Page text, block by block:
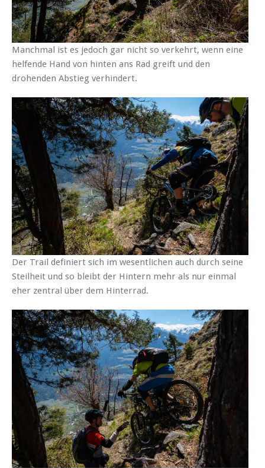
Manchmal ist es jedoch gar nicht so verkehrt, wenn eine
helfende Hand von hinten ans Rad greift und den
drohenden Abstieg verhindert.
Der Trail definiert sich im wesentlichen auch durch seine
Steilheit und so bleibt der Hintern mehr als nur einmal
eher zentral über dem Hinterrad.